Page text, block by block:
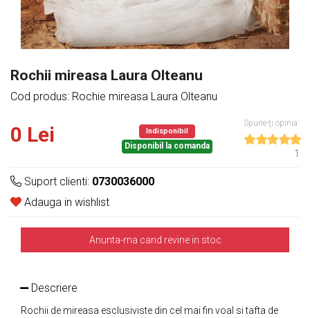
Rochii mireasa Laura Olteanu
Cod produs: Rochie mireasa Laura Olteanu
0 Lei Indisponibil
Disponibil la comanda
Spune-ţi opinia:
1
Suport clienti: 0730036000
Adauga in wishlist
Anunta-ma cand revine in stoc
Descriere
Rochii de mireasa esclusiviste din cel mai fin voal si tafta de